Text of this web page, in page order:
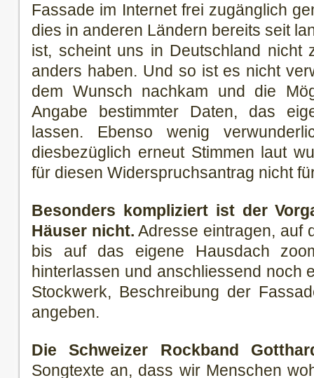
Fassade im Internet frei zugänglich
dies in anderen Ländern bereits seit
ist, scheint uns in Deutschland nicht
anders haben. Und so ist es nicht
dem Wunsch nachkam und die
Angabe bestimmter Daten, das
lassen. Ebenso wenig
diesbezüglich erneut Stimmen laut
für diesen Widerspruchsantrag nicht
Besonders kompliziert ist der
Häuser nicht. Adresse eintragen, auf
bis auf das eigene Hausdach
hinterlassen und anschliessend noch
Stockwerk, Beschreibung der
angeben.
Die Schweizer Rockband
Songtexte an, dass wir Menschen